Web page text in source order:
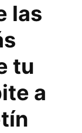
las
tu
a